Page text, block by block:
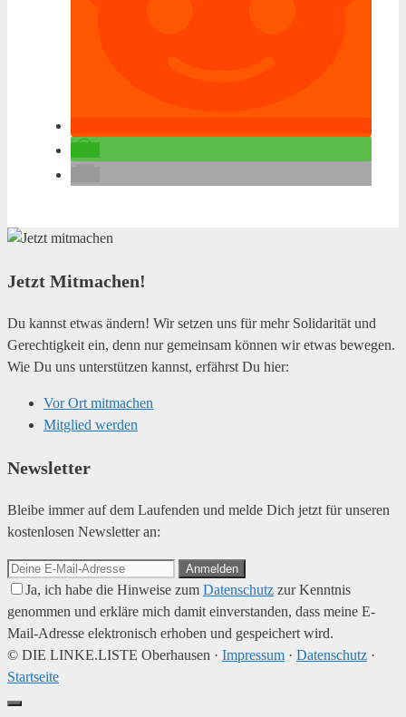
Jetzt Mitmachen!
Du kannst etwas ändern! Wir setzen uns für mehr Solidarität und
Gerechtigkeit ein, denn nur gemeinsam können wir etwas bewegen.
Wie Du uns unterstützen kannst, erfährst Du hier:
Vor Ort mitmachen
Mitglied werden
Newsletter
Bleibe immer auf dem Laufenden und melde Dich jetzt für unseren
kostenlosen Newsletter an:
Anmelden
Ja, ich habe die Hinweise zum Datenschutz zur Kenntnis
genommen und erkläre mich damit einverstanden, dass meine E-
Mail-Adresse elektronisch erhoben und gespeichert wird.
© DIE LINKE.LISTE Oberhausen · Impressum · Datenschutz ·
Startseite
Schließen